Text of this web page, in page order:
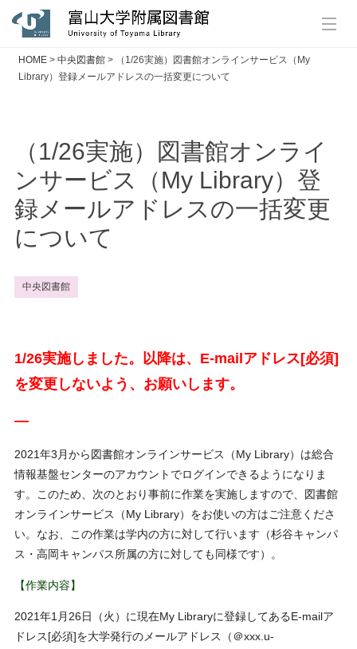
HOME> 中央図書館>
（1/26実施）図書館オンラインサービス（My
Library）登録メールアドレスの一括変更について
（1/26実施）図書館オンライ
ンサービス（My Library）登
録メールアドレスの一括変更
について
中央図書館
1/26実施しました。以降は、E-mailアドレス[必須]
を変更しないよう、お願いします。
—
2021年3 月から図書館オンラインサービス（My Library）は総合
情報基盤センターのアカウントでログインできるようになりま
す。このため、次のとおり事前に作業を実施しますので、図書館
オンラインサービス（My Library）をお使いの方はご注意くださ
い。 なお、この作業は学内の方に対して行います（杉谷キャンパ
ス・高岡キャンパス所属の方に対しても同様です）。
【作業内容】
2021年1 月 26日（火）に現在My Libraryに登録してあるE-mailア
ドレス[必須]を大学発行のメールアドレス（＠xxx.u-